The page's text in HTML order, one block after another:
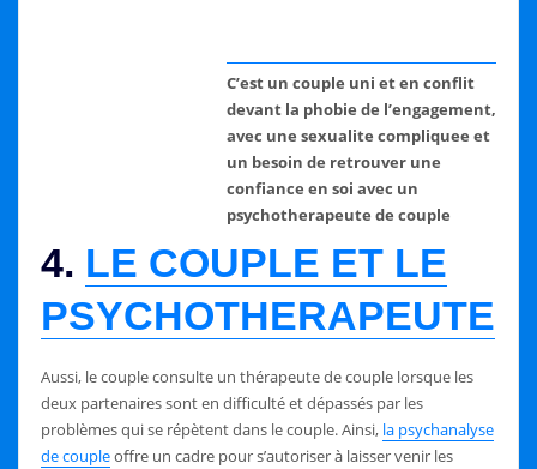
C’est un couple uni et en conflit
devant la phobie de l’engagement,
avec une sexualite compliquee et
un besoin de retrouver une
confiance en soi avec un
psychotherapeute de couple
4. LE COUPLE ET LE
PSYCHOTHERAPEUTE
Aussi, le couple consulte un thérapeute de couple lorsque les
deux partenaires sont en difficulté et dépassés par les
problèmes qui se répètent dans le couple. Ainsi, la psychanalyse
de coupleoffre un cadre pour s’autoriser à laisser venir les